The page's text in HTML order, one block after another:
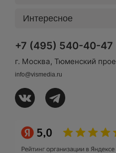
Интересное
+7 (495) 540-40-47
г. Москва, Тюменский
info@vismedia.ru